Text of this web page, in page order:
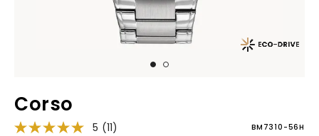
Corso
5 (11) BM7310-56H